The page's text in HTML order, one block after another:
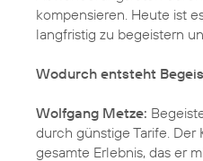
kompensieren. Heute ist
langfristig zu begeistern
Wodurch entsteht
Wolfgang Metze:
durch günstige Tarife.
gesamte Erlebnis, das er